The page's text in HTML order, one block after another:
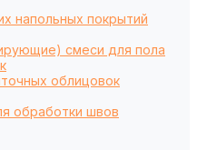
напольных покрытий
смеси для пола
облицовок
обработки швов